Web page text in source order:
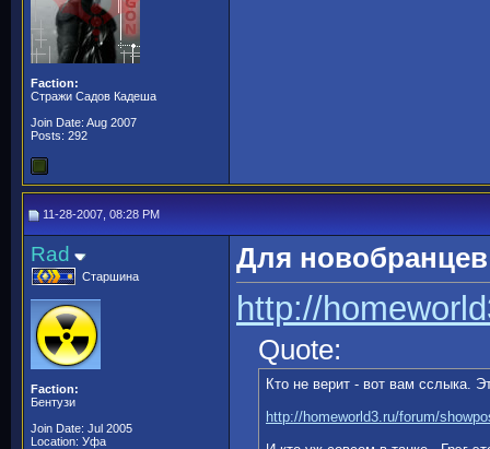
Faction:
Стражи Садов Кадеша
Join Date: Aug 2007
Posts: 292
11-28-2007, 08:28 PM
Rad
Старшина
Faction:
Бентузи
Join Date: Jul 2005
Location: Уфа
Для
http://
Quote:
Кто не верит - вот вам сслыка.
http://homeworld3.ru/forum/